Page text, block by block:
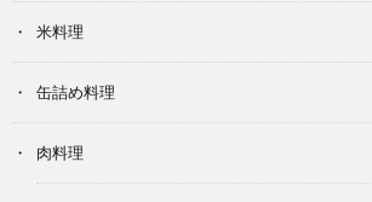
米料理
缶詰め料理
肉料理